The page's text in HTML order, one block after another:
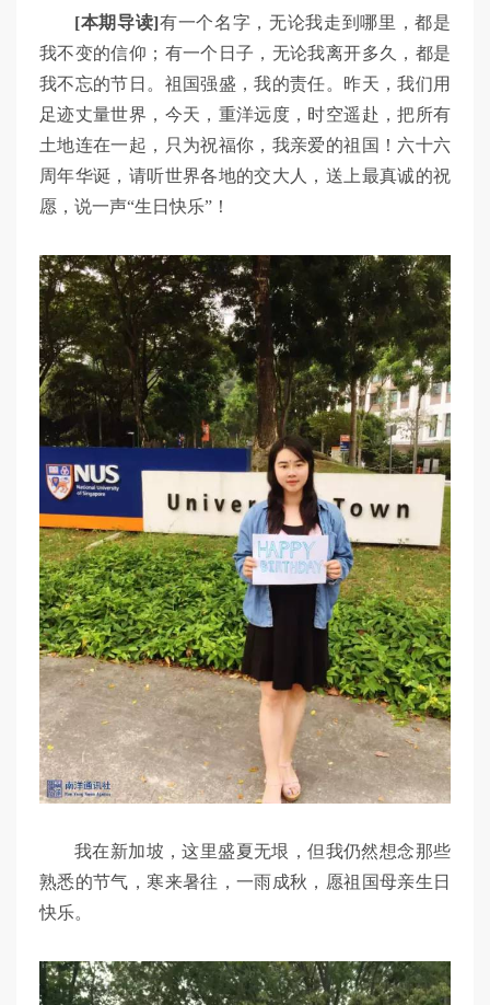
[本期导读]有一个名字，无论我走到哪里，都是
我不变的信仰；有一个日子，无论我离开多久，都是
我不忘的节日。祖国强盛，我的责任。昨天，我们用
足迹丈量世界，今天，重洋远度，时空遥赴，把所有
土地连在一起，只为祝福你，我亲爱的祖国！六十六
周年华诞，请听世界各地的交大人，送上最真诚的祝
愿，说一声“生日快乐”！
我在新加坡，这里盛夏无垠，但我仍然想念那些
熟悉的节气，寒来暑往，一雨成秋，愿祖国母亲生日
快乐。